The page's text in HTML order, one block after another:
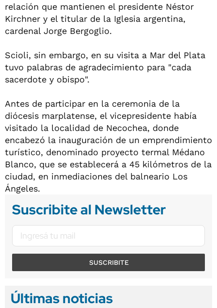
relación que mantienen el presidente Néstor
Kirchner y el titular de la Iglesia argentina,
cardenal Jorge Bergoglio.
Scioli, sin embargo, en su visita a Mar del Plata
tuvo palabras de agradecimiento para "cada
sacerdote y obispo".
Antes de participar en la ceremonia de la
diócesis marplatense, el vicepresidente había
visitado la localidad de Necochea, donde
encabezó la inauguración de un emprendimiento
turístico, denominado proyecto termal Médano
Blanco, que se establecerá a 45 kilómetros de la
ciudad, en inmediaciones del balneario Los
Ángeles.
Suscribite al Newsletter
SUSCRIBITE
Últimas noticias